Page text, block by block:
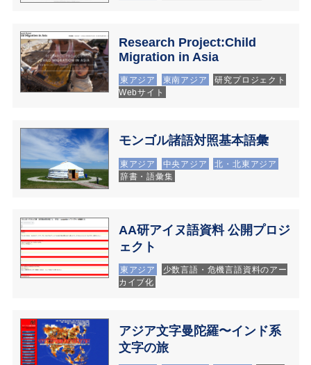
Research Project:Child
Migration in Asia
東アジア 東南アジア
研究プロジェクト
Webサイト
モンゴル諸語対照基本語彙
東アジア 中央アジア
北・北東アジア
辞書・語彙集
AA研アイヌ語資料 公開プロジ
ェクト
東アジア
少数言語・危機言語資料のアー
カイブ化
アジア文字曼陀羅〜インド系
文字の旅